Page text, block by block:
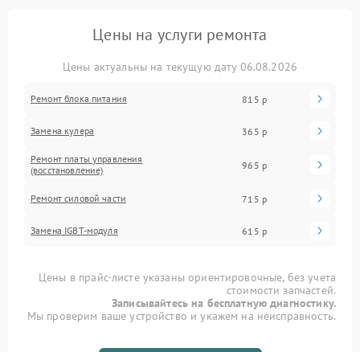
Цены на услуги ремонта
Цены актуальны на текущую дату 06.08.2026
Ремонт блока питания 815 р
Замена кулера 365 р
Ремонт платы управления
(восстановление)
965 р
Ремонт силовой части 715 р
Замена IGBT-модуля 615 р
Цены в прайс-листе указаны ориентировочные, без учета
стоимости запчастей.
Записывайтесь на бесплатную диагностику.
Мы проверим ваше устройство и укажем на неисправность.